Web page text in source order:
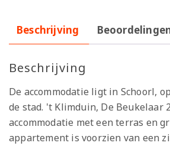
Beschrijving
Beschrijving
De accommodatie ligt in Schoorl,
de stad. 't Klimduin, De Beukelaar
accommodatie met een terras en
appartement is voorzien van een